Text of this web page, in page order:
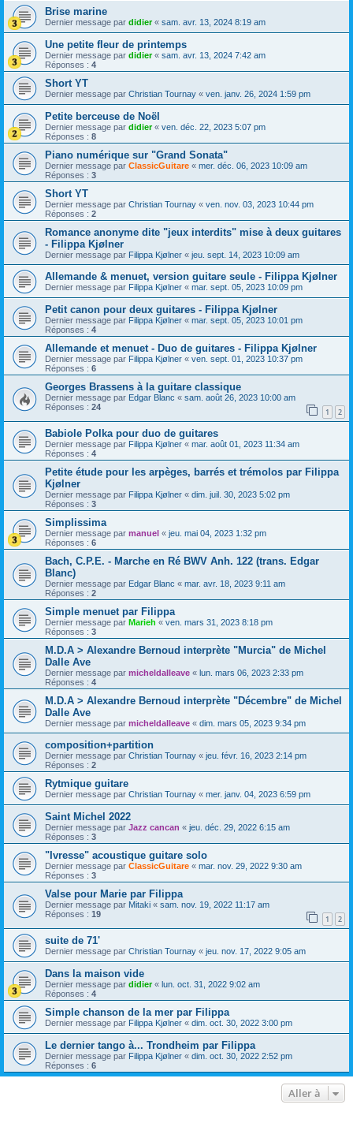
Brise marine
Dernier message par didier« sam. avr. 13, 2024 8:19 am
Une petite fleur de printemps
Dernier message par didier« sam. avr. 13, 2024 7:42 am
Réponses : 4
Short YT
Dernier message par Christian Tournay « ven. janv. 26, 2024 1:59 pm
Petite berceuse de Noël
Dernier message par didier« ven. déc. 22, 2023 5:07 pm
Réponses : 8
Piano numérique sur "Grand Sonata"
Dernier message par ClassicGuitare « mer. déc. 06, 2023 10:09 am
Réponses : 3
Short YT
Dernier message par Christian Tournay « ven. nov. 03, 2023 10:44 pm
Réponses : 2
Romance anonyme dite "jeux interdits" mise à deux guitares
- Filippa Kjølner
Dernier message par Filippa Kjølner « jeu. sept. 14, 2023 10:09 am
Allemande & menuet, version guitare seule - Filippa Kjølner
Dernier message par Filippa Kjølner « mar. sept. 05, 2023 10:09 pm
Petit canon pour deux guitares - Filippa Kjølner
Dernier message par Filippa Kjølner « mar. sept. 05, 2023 10:01 pm
Réponses : 4
Allemande et menuet - Duo de guitares - Filippa Kjølner
Dernier message par Filippa Kjølner « ven. sept. 01, 2023 10:37 pm
Réponses : 6
Georges Brassens à la guitare classique
Dernier message par Edgar Blanc « sam. août 26, 2023 10:00 am
Réponses : 24 1 2
Babiole Polka pour duo de guitares
Dernier message par Filippa Kjølner « mar. août 01, 2023 11:34 am
Réponses : 4
Petite étude pour les arpèges, barrés et trémolos par Filippa
Kjølner
Dernier message par Filippa Kjølner « dim. juil. 30, 2023 5:02 pm
Réponses : 3
Simplissima
Dernier message par manuel « jeu. mai 04, 2023 1:32 pm
Réponses : 6
Bach, C.P.E. - Marche en Ré BWV Anh. 122 (trans. Edgar
Blanc)
Dernier message par Edgar Blanc « mar. avr. 18, 2023 9:11 am
Réponses : 2
Simple menuet par Filippa
Dernier message par Marieh « ven. mars 31, 2023 8:18 pm
Réponses : 3
M.D.A > Alexandre Bernoud interprète "Murcia" de Michel
Dalle Ave
Dernier message par micheldalleave « lun. mars 06, 2023 2:33 pm
Réponses : 4
M.D.A > Alexandre Bernoud interprète "Décembre" de Michel
Dalle Ave
Dernier message par micheldalleave « dim. mars 05, 2023 9:34 pm
composition+partition
Dernier message par Christian Tournay « jeu. févr. 16, 2023 2:14 pm
Réponses : 2
Rytmique guitare
Dernier message par Christian Tournay « mer. janv. 04, 2023 6:59 pm
Saint Michel 2022
Dernier message par Jazz cancan « jeu. déc. 29, 2022 6:15 am
Réponses : 3
"Ivresse" acoustique guitare solo
Dernier message par ClassicGuitare « mar. nov. 29, 2022 9:30 am
Réponses : 3
Valse pour Marie par Filippa
Dernier message par Mitaki « sam. nov. 19, 2022 11:17 am
Réponses : 19 1 2
suite de 71'
Dernier message par Christian Tournay « jeu. nov. 17, 2022 9:05 am
Dans la maison vide
Dernier message par didier« lun. oct. 31, 2022 9:02 am
Réponses : 4
Simple chanson de la mer par Filippa
Dernier message par Filippa Kjølner « dim. oct. 30, 2022 3:00 pm
Le dernier tango à... Trondheim par Filippa
Dernier message par Filippa Kjølner « dim. oct. 30, 2022 2:52 pm
Réponses : 6
Aller à